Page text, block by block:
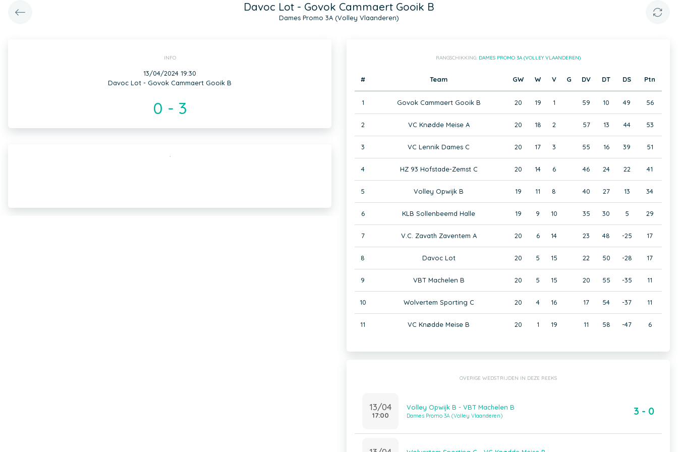
Davoc Lot - Govok Cammaert Gooik B
Dames Promo 3A (Volley Vlaanderen)
INFO
13/04/2024 19:30
Davoc Lot - Govok Cammaert Gooik B
0 - 3
,
RANGSCHIKKING: DAMES PROMO 3A (VOLLEY VLAANDEREN)
# Team GW W V G DV DT DS Ptn
1 Govok Cammaert Gooik B 20 19 1 59 10 49 56
2 VC Knødde Meise A 20 18 2 57 13 44 53
3 VC Lennik Dames C 20 17 3 55 16 39 51
4 HZ 93 Hofstade-Zemst C 20 14 6 46 24 22 41
5 Volley Opwijk B 19 11 8 40 27 13 34
6 KLB Sollenbeemd Halle 19 9 10 35 30 5 29
7 V.C. Zavath Zaventem A 20 6 14 23 48 -25 17
8 Davoc Lot 20 5 15 22 50 -28 17
9 VBT Machelen B 20 5 15 20 55 -35 11
10 Wolvertem Sporting C 20 4 16 17 54 -37 11
11 VC Knødde Meise B 20 1 19 11 58 -47 6
OVERIGE WEDSTRIJDEN IN DEZE REEKS
13/04
17:00
Volley Opwijk B - VBT Machelen B
Dames Promo 3A (Volley Vlaanderen) 3 - 0